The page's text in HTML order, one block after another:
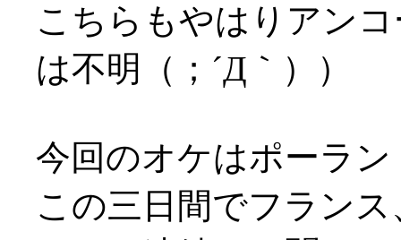
こちらもやはりアン
は不明（；´Д｀））
今回のオケはポーラ
この三日間でフラン